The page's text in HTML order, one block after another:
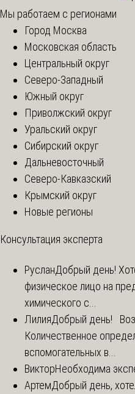
Мы работаем с регионами
Город Москва
Московская область
Центральный округ
Северо-Западный
Южный округ
Приволжский округ
Уральский округ
Сибирский округ
Дальневосточный
Северо-Кавказский
Крымский округ
Новые регионы
Консультация эксперта
РусланДобрый день!
физическое лицо на
химического с...
ЛилияДобрый день!
Количественное
вспомогательных в...
ВикторНеобходима
АртемДобрый день,